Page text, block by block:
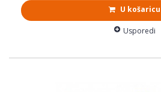
U košaricu
Usporedi